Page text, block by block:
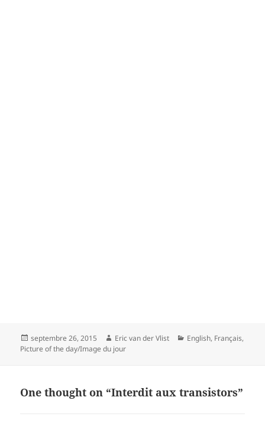
Posted
on
septembre 26, 2015 Author
Eric van der Vlist Categories
English, Français,
Picture of the day/Image du jour
One thought on “Interdit aux transistors”